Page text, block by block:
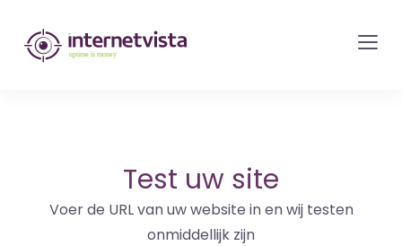
internetvista
monitoring
en
internetdiensten
Test uw site
Voer de URL van uw website in en wij testen
onmiddellijk zijn